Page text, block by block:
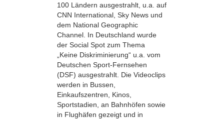
100 Ländern ausgestrahlt, u.a. auf
CNN International, Sky News und
dem National Geographic
Channel. In Deutschland wurde
der Social Spot zum Thema
„Keine Diskriminierung“ u.a. vom
Deutschen Sport-Fernsehen
(DSF) ausgestrahlt. Die Videoclips
werden in Bussen,
Einkaufszentren, Kinos,
Sportstadien, an Bahnhöfen sowie
in Flughäfen gezeigt und in